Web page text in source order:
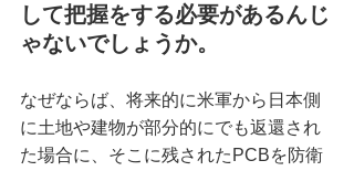
して把握をする必要があるんじ
ゃないでしょうか。
なぜならば、将来的に米軍から日本側
に土地や建物が部分的にでも返還され
た場合に、そこに残されたPCBを防衛